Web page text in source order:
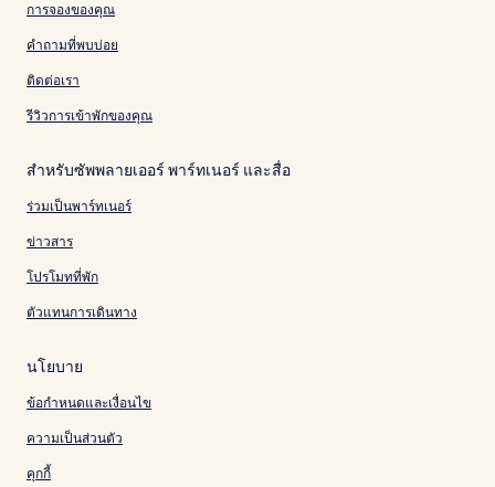
การจองของคุณ
คำถามที่พบบ่อย
ติดต่อเรา
รีวิวการเข้าพักของคุณ
สำหรับซัพพลายเออร์ พาร์ทเนอร์ และสื่อ
ร่วมเป็นพาร์ทเนอร์
ข่าวสาร
โปรโมทที่พัก
ตัวแทนการเดินทาง
นโยบาย
ข้อกำหนดและเงื่อนไข
ความเป็นส่วนตัว
คุกกี้